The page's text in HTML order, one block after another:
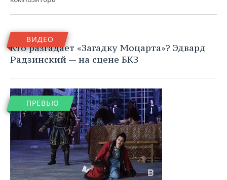
ВИДЕО
26 сен, 18:00
Кто разгадает «Загадку Моцарта»? Эдвард
Радзинский — на сцене БКЗ
ПРЕВЬЮ